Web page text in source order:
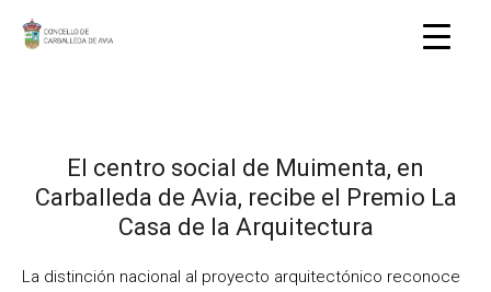
El centro social de Muimenta, en
Carballeda de Avia, recibe el Premio La
Casa de la Arquitectura
La distinción nacional al proyecto arquitectónico reconoce